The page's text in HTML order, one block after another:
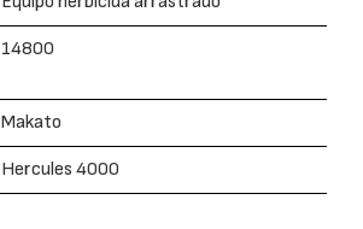
14800
Makato
Hercules 4000